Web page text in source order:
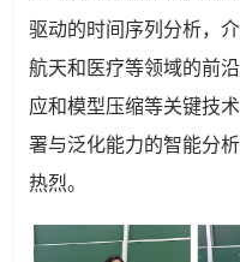
驱动的时间序列分析，
航天和医疗等领域的前
应和模型压缩等关键技
署与泛化能力的智能分
热烈。